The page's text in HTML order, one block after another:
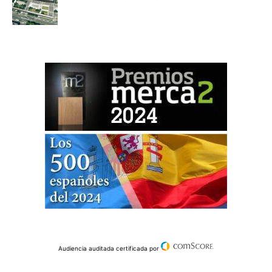
Audiencia auditada certificada por